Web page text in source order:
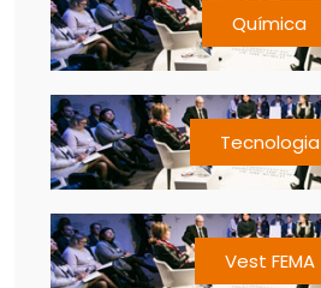
Química
Tecnologia
Vest FEMA